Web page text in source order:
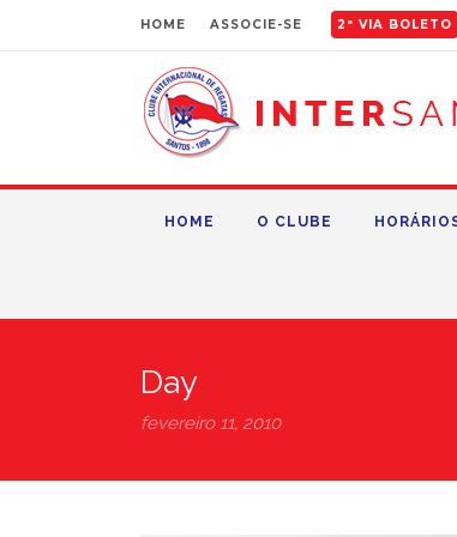
HOME ASSOCIE-SE 2ª VIA BOLETO
HOME O CLUBE
Day
fevereiro 11, 2010